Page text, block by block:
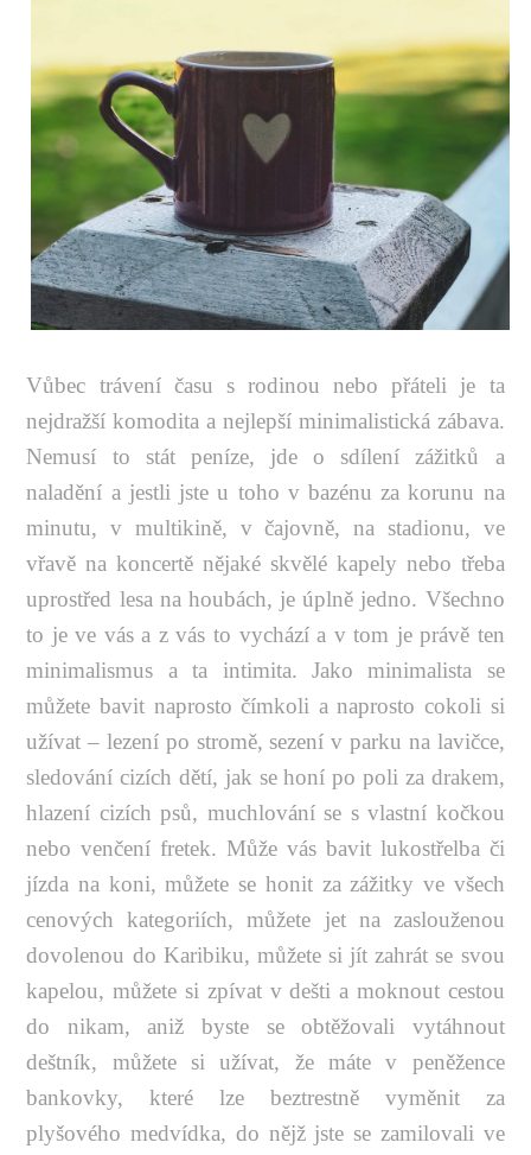
Vůbec trávení času s rodinou nebo přáteli je ta
nejdražší komodita a nejlepší minimalistická zábava.
Nemusí to stát peníze, jde o sdílení zážitků a
naladění a jestli jste u toho v bazénu za korunu na
minutu, v multikině, v čajovně, na stadionu, ve
vřavě na koncertě nějaké skvělé kapely nebo třeba
uprostřed lesa na houbách, je úplně jedno. Všechno
to je ve vás a z vás to vychází a v tom je právě ten
minimalismus a ta intimita. Jako minimalista se
můžete bavit naprosto čímkoli a naprosto cokoli si
užívat – lezení po stromě, sezení v parku na lavičce,
sledování cizích dětí, jak se honí po poli za drakem,
hlazení cizích psů, muchlování se s vlastní kočkou
nebo venčení fretek. Může vás bavit lukostřelba či
jízda na koni, můžete se honit za zážitky ve všech
cenových kategoriích, můžete jet na zaslouženou
dovolenou do Karibiku, můžete si jít zahrát se svou
kapelou, můžete si zpívat v dešti a moknout cestou
do nikam, aniž byste se obtěžovali vytáhnout
deštník, můžete si užívat, že máte v peněžence
bankovky, které lze beztrestně vyměnit za
plyšového medvídka, do nějž jste se zamilovali ve